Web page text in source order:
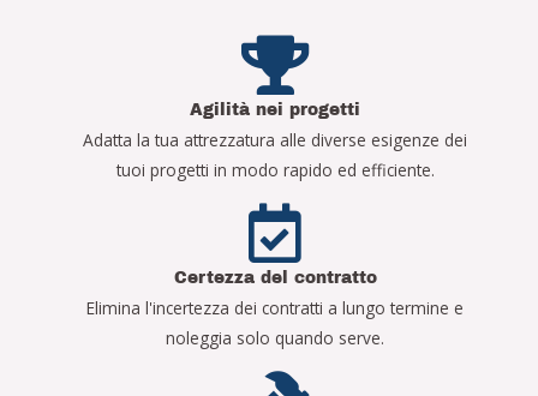
Agilità nei progetti
Adatta la tua attrezzatura alle diverse esigenze dei
tuoi progetti in modo rapido ed efficiente.
Certezza del contratto
Elimina l'incertezza dei contratti a lungo termine e
noleggia solo quando serve.